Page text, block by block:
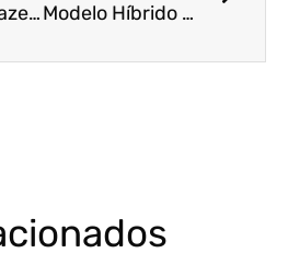
Saiba o que fazer se a sua empresa estiver endividada! Modelo Híbrido de Trabalho se torna tendência entre as empresas – descubra as vantagens e desafios!